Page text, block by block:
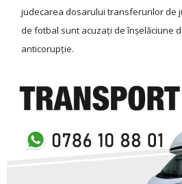
judecarea dosarului transferurilor de
de fotbal sunt acuzaţi de înşelăciune
anticorupţie.